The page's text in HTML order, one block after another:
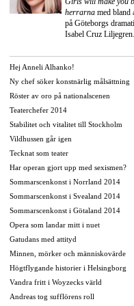
herrarna med bland
på Göteborgs
Isabel Cruz Liljegren.
Hej Anneli Alhanko!
Ny chef söker konstnärlig målsättning
Röster av oro på nationalscenen
Teaterchefer 2014
Stabilitet och vitalitet till Stockholm
Vildhussen går igen
Tecknat som teater
Har operan gjort upp med sexismen?
Sommarscenkonst i Norrland 2014
Sommarscenkonst i Svealand 2014
Sommarscenkonst i Götaland 2014
Opera som landar mitt i nuet
Gatudans med attityd
Minnen, mörker och människovärde
Högtflygande historier i Helsingborg
Vandra fritt i Woyzecks värld
Andreas tog sufflörens roll